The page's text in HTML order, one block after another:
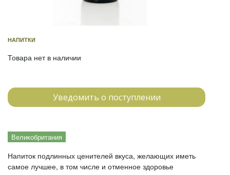
НАПИТКИ
Товара нет в наличии
Уведомить о поступлении
Великобритания
Напиток подлинных ценителей вкуса, желающих иметь
самое лучшее, в том числе и отменное здоровье